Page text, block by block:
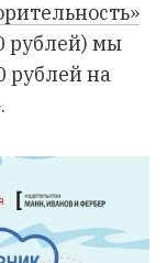
рублей) мы
рублей на